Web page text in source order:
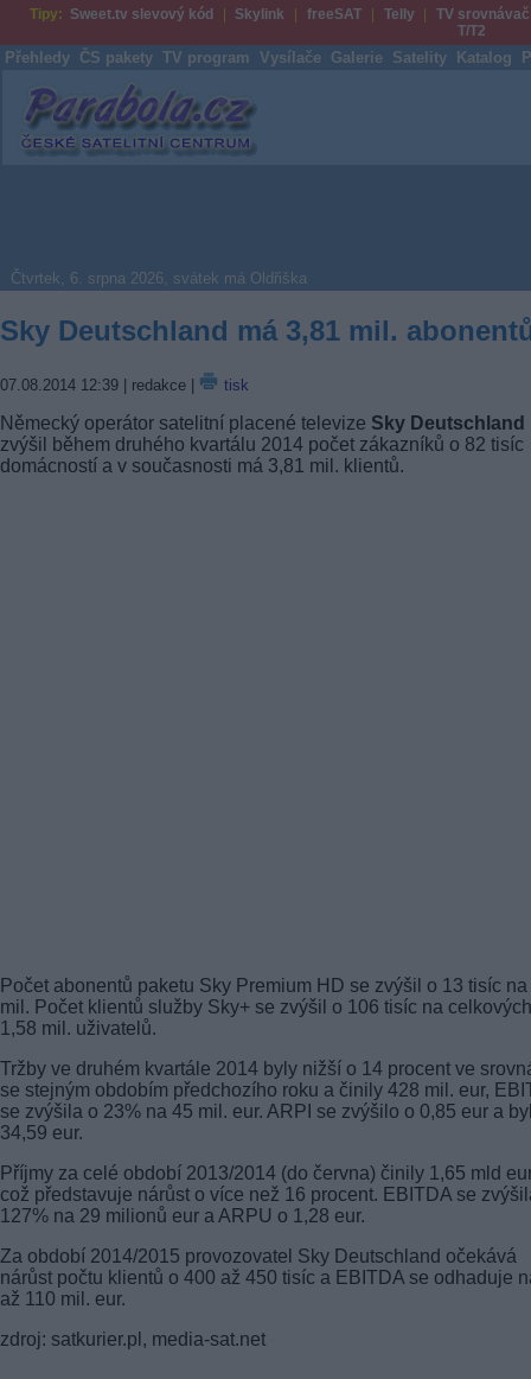
Tipy: Sweet.tv slevový kód Skylink freeSAT Telly
TV srovnávač
T/T2
Přehledy ČS pakety TV program Vysílače Galerie Satelity Katalog
Parabola.cz
Čtvrtek, 6. srpna 2026, svátek má Oldřiška
Sky Deutschland má 3,81 mil.
07.08.2014 12:39 | redakce | tisk
Německý operátor satelitní placené televize Sky Deutschland
zvýšil během druhého kvartálu 2014 počet zákazníků o 82 tisíc
domácností a v současnosti má 3,81 mil. klientů.
Počet abonentů paketu Sky Premium HD se zvýšil o 13 tisíc
mil. Počet klientů služby Sky+ se zvýšil o 106 tisíc na celkových
1,58 mil. uživatelů.
Tržby ve druhém kvartále 2014 byly nižší o 14 procent ve
se stejným obdobím předchozího roku a činily 428 mil. eur,
se zvýšila o 23% na 45 mil. eur. ARPI se zvýšilo o 0,85 eur a
34,59 eur.
Příjmy za celé období 2013/2014 (do června) činily 1,65 mld
což představuje nárůst o více než 16 procent. EBITDA se
127% na 29 milionů eur a ARPU o 1,28 eur.
Za období 2014/2015 provozovatel Sky Deutschland očekává
nárůst počtu klientů o 400 až 450 tisíc a EBITDA se odhaduje
až 110 mil. eur.
zdroj: satkurier.pl, media-sat.net